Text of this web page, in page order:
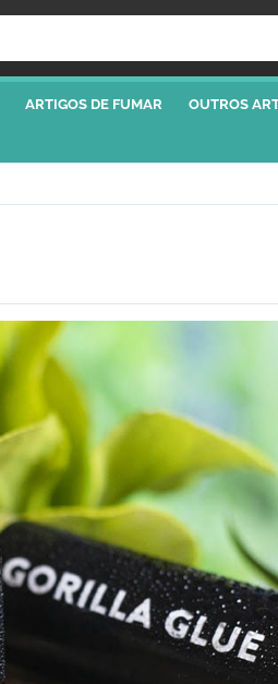
ARTIGOS DE FUMAR OUTROS